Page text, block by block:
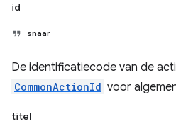
id
snaar
De identificatiecode van de
CommonActionId voor
titel